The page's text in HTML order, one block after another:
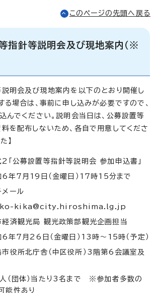
このページの先頭へ戻る
指針等説明会及び現地案内（※
明会及び現地案内を以下のとおり開催し
る場合は、事前に申し込みが必要ですので、
んでください。説明会当日は、公募設置等
を配布しないため、各自で用意してくださ
】
2「公募設置等指針等説明会 参加申込書」
6年7月19日（金曜日）17時15分まで
メール
kika@city.hiroshima.lg.jp
経済観光局 観光政策部観光企画担当
6年7月26日（金曜日）13時～15時（予定）
市役所北庁舎（中区役所）3階第6会議室及
人（団体）当たり3名まで ※参加者多数の
能性あり